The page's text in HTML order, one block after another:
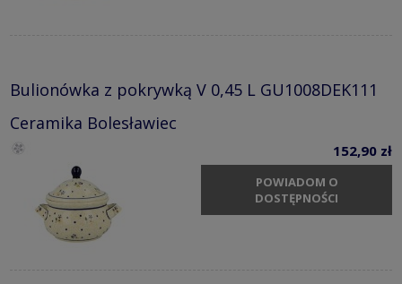
Bulionówka z pokrywką V 0,45 L GU1008DEK111
Ceramika Bolesławiec
152,90 zł
POWIADOM O
DOSTĘPNOŚCI